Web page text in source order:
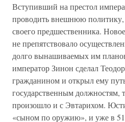
Вступивший на престол
проводить внешнюю
своего предшественника.
не препятствовало
долго вынашиваемых им
император Зинон сделал
гражданином и открыл ему
государственным должностям,
произошло и с Эвтарихом.
«сыном по оружию», и уже в